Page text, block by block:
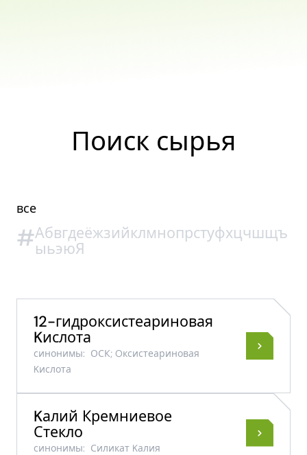
Поиск сырья
все
#Абвгдеёжзийклмнопрстуфхцчшщъ
ыьэюЯ
12-гидроксистеариновая
Kислота
синонимы: ОСК; Oксистеариновая
Kислота
Kалий Кремниевое
Стекло
синонимы: Силикат Kалия